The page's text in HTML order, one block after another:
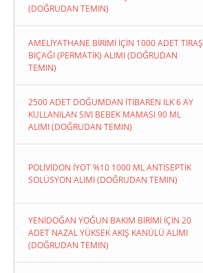
(DOĞRUDAN TEMIN)
AMELİYATHANE BİRİMİ İÇİN 1000 ADET TIRAŞ
BIÇAĞI (PERMATİK) ALIMI (DOĞRUDAN
TEMIN)
2500 ADET DOĞUMDAN İTİBAREN İLK 6 AY
KULLANILAN SIVI BEBEK MAMASI 90 ML
ALIMI (DOĞRUDAN TEMIN)
POLİVİDON İYOT %10 1000 ML ANTİSEPTİK
SOLÜSYON ALIMI (DOĞRUDAN TEMIN)
YENİDOĞAN YOĞUN BAKIM BİRİMİ İÇİN 20
ADET NAZAL YÜKSEK AKIŞ KANÜLÜ ALIMI
(DOĞRUDAN TEMIN)